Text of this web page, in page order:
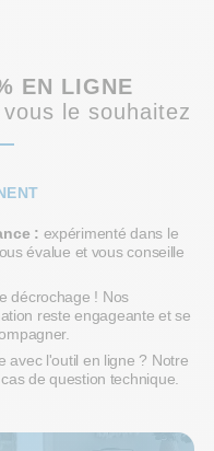
EN LIGNE
le souhaitez
: expérimenté dans le
évalue et vous conseille
décrochage ! Nos
reste engageante et se
avec l'outil en ligne ? Notre
de question technique.